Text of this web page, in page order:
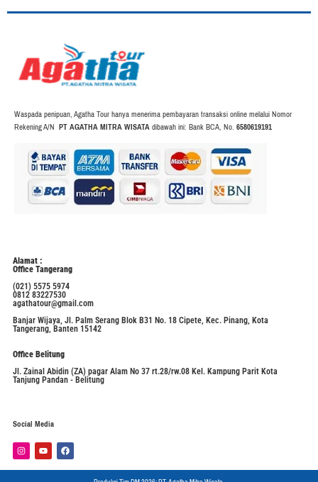
Waspada penipuan, Agatha Tour hanya menerima pembayaran transaksi online melalui Nomor
Rekening A/N PT AGATHA MITRA WISATAdibawah ini: Bank BCA, No. 6580619191
Alamat :
Office Tangerang
(021) 5575 5974
0812 83227530
agathatour@gmail.com
Banjar Wijaya, Jl. Palm Serang Blok B31 No. 18 Cipete, Kec. Pinang, Kota
Tangerang, Banten 15142
Office Belitung
Jl. Zainal Abidin (ZA) pagar Alam No 37 rt.28/rw.08 Kel. Kampung Parit Kota
Tanjung Pandan - Belitung
Social Media